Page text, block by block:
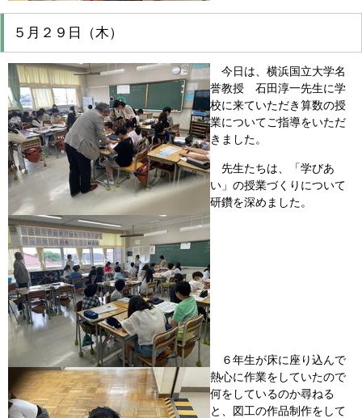
５月２９日（木）
今日は、横浜国立大学名
誉教授 石田淳一先生に学
校に来ていただき算数の授
業についてご指導をいただ
きました。
先生たちは、「学びあ
い」の授業づくりについて
研鑽を深めました。
６年生が床に座り込んで
熱心に作業をしていたので
何をしているのか尋ねる
と、図工の作品制作をして